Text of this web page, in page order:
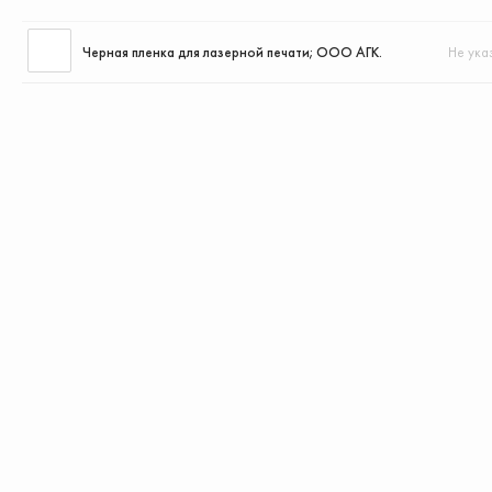
Черная пленка для лазерной печати; ООО АГК. Не